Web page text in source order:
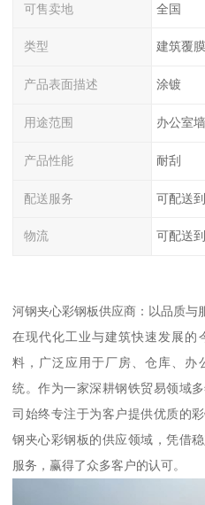
可售卖地 全国
类型 建筑覆
产品表面描述 涂镀
用途范围 办公室
产品性能 耐刮
配送服务 可配送
物流 可配送
河钢夹心彩钢板供应商：以品质与
在现代化工业与建筑快速发展的
料，广泛应用于厂房、仓库、办
统。作为一家深耕钢铁贸易领域
司始终专注于为客户提供优质的
钢夹心彩钢板的供应领域，凭借
服务，赢得了众多客户的认可。